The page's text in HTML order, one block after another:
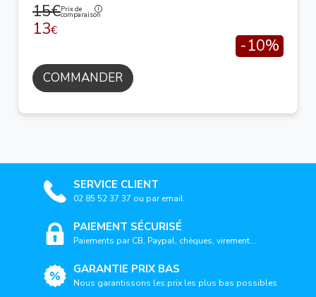
15€Prix de
comparaison
13€
-10%
COMMANDER
SERVICE CLIENT
02 85 52 37 37 ou par email
PAIEMENT SÉCURISÉ
Paiements par CB, Paypal, chèques, virement...
GARANTIE PRIX BAS
Nous garantissons les prix les plus bas possibles